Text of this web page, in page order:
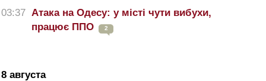
03:37 Атака на Одесу: у місті чути вибухи,
працює ППО
2
8 августа